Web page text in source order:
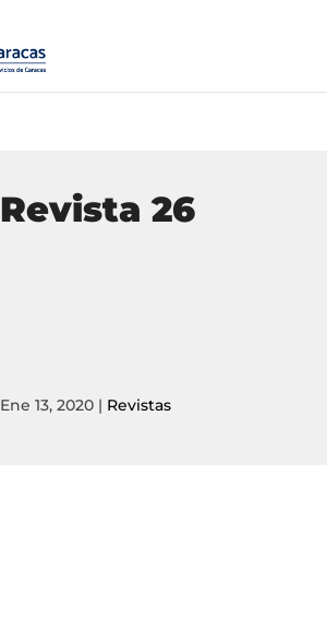
Revista 26
Ene 13, 2020 | Revistas